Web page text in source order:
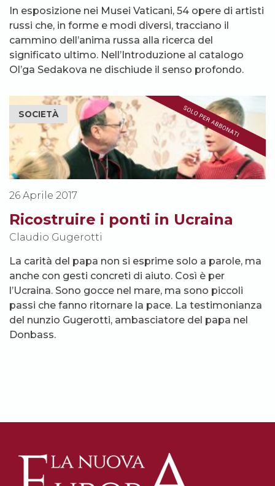
In esposizione nei Musei Vaticani, 54 opere di artisti
russi che, in forme e modi diversi, tracciano il
cammino dell’anima russa alla ricerca del
significato ultimo. Nell’Introduzione al catalogo
Ol’ga Sedakova ne dischiude il senso profondo.
SOCIETÀ
26 Aprile 2017
Ricostruire i ponti in Ucraina
Claudio Gugerotti
La carità del papa non si esprime solo a parole, ma
anche con gesti concreti di aiuto. Così è per
l’Ucraina. Sono gocce nel mare, ma sono piccoli
passi che fanno ritornare la pace. La testimonianza
del nunzio Gugerotti, ambasciatore del papa nel
Donbass.